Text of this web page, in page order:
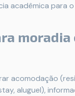
acadêmica para
moradia
acomodação
aluguel),